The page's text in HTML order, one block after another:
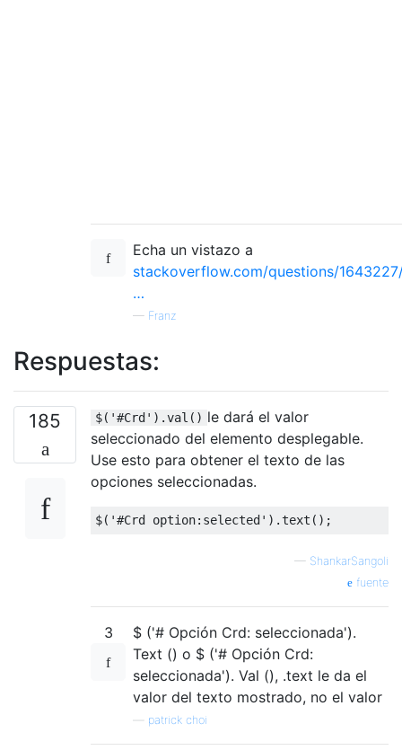
Echa un vistazo a
stackoverflow.com/questions/
…
— Franz
Respuestas:
185 $('#Crd').val() le dará el valor
seleccionado del elemento desplegable.
Use esto para obtener el texto de las
opciones seleccionadas.
$( '#Crd option:selected' ).text ();
— ShankarSangoli
fuente
3
$ ('# Opción Crd: seleccionada').
Text () o $ ('# Opción Crd:
seleccionada'). Val (), .text le da el
valor del texto mostrado, no el valor
patrick choi